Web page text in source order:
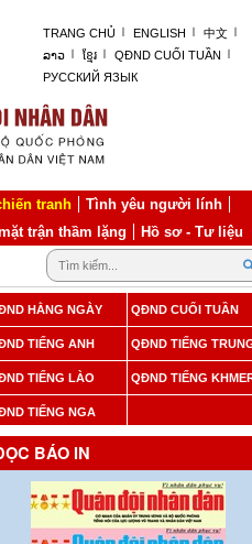
TRANG CHỦ ENGLISH
中文
ລາວ
ខ្មែរ
QĐND CUỐI TUẦN
РУССКИЙ ЯЗЫК
tranh
Tình yêu người lính
trận thầm lặng Hồ sơ - Tư liệu
HẰNG NGÀY QĐND CUỐI TUẦN
TIẾNG ANH QĐND TIẾNG
TIẾNG LÀO QĐND TIẾNG
TIẾNG NGA
BÁO IN